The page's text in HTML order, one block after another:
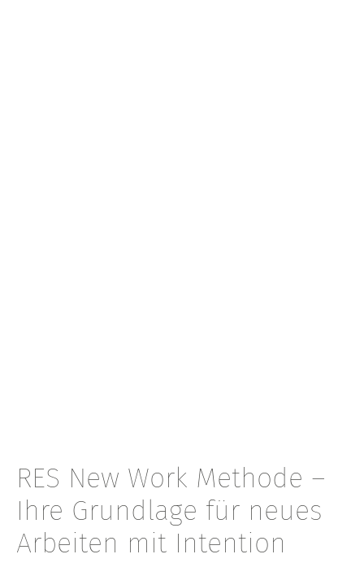
RES New Work Methode –
Ihre Grundlage für neues
Arbeiten mit Intention